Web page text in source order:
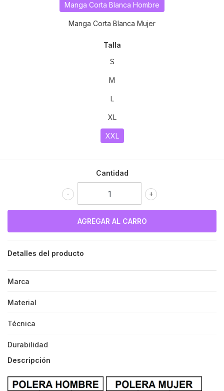
Manga Corta Blanca Hombre
Manga Corta Blanca Mujer
Talla
S
M
L
XL
XXL
Cantidad
+
-
Detalles del producto
Marca
Material
Técnica
Durabilidad
Descripción